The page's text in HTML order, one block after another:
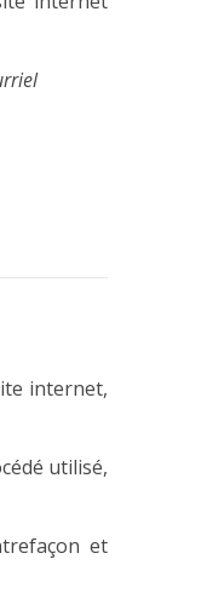
internet,
utilisé,
et